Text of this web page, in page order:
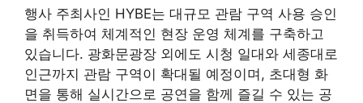
행사 주최사인 HYBE는 대규모 관람 구역 사용 승인
을 취득하여 체계적인 현장 운영 체계를 구축하고
있습니다. 광화문광장 외에도 시청 일대와 세종대로
인근까지 관람 구역이 확대될 예정이며, 초대형 화
면을 통해 실시간으로 공연을 함께 즐길 수 있는 공